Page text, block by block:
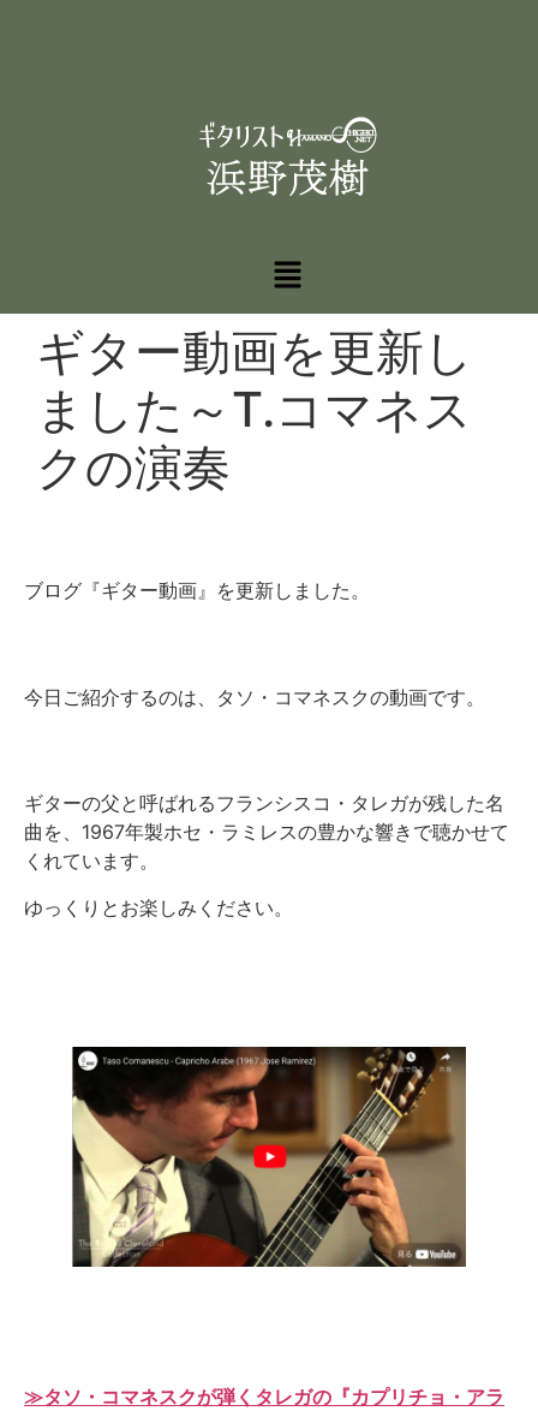
ギター動画を更新し
ました～T.コマネス
クの演奏
ブログ『ギター動画』を更新しました。
今日ご紹介するのは、タソ・コマネスクの動画です。
ギターの父と呼ばれるフランシスコ・タレガが残した名
曲を、1967年製ホセ・ラミレスの豊かな響きで聴かせて
くれています。
ゆっくりとお楽しみください。
≫タソ・コマネスクが弾くタレガの『カプリチョ・アラ